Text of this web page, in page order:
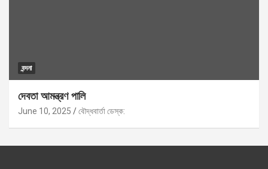
বন্দনা
দেবতা আমন্ত্রণ পালি
June 10, 2025 বৌদ্ধবার্তা ডেস্ক: